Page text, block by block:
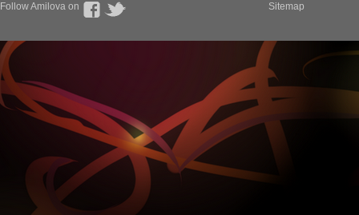
Follow Amilova on Sitemap